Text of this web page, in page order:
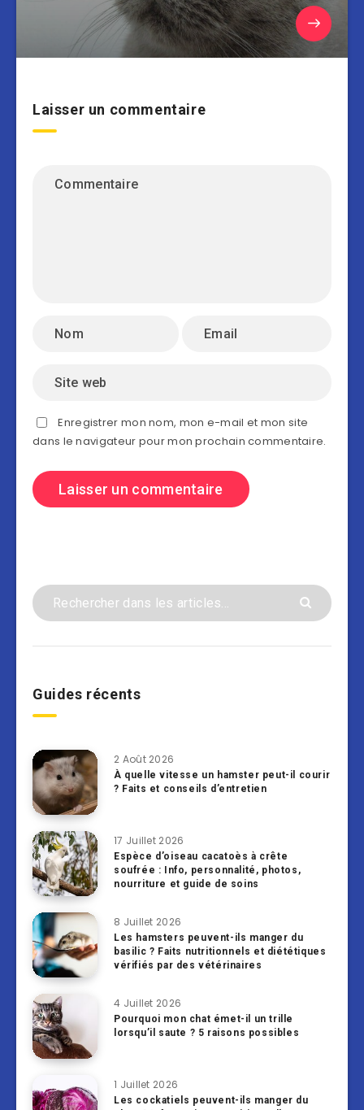
Laisser un commentaire
Enregistrer mon nom, mon e-mail et mon site
dans le navigateur pour mon prochain commentaire.
Guides récents
2 Août 2026
À quelle vitesse un hamster peut-il courir
? Faits et conseils d’entretien
17 Juillet 2026
Espèce d’oiseau cacatoès à crête
soufrée : Info, personnalité, photos,
nourriture et guide de soins
8 Juillet 2026
Les hamsters peuvent-ils manger du
basilic ? Faits nutritionnels et diététiques
vérifiés par des vétérinaires
4 Juillet 2026
Pourquoi mon chat émet-il un trille
lorsqu’il saute ? 5 raisons possibles
1 Juillet 2026
Les cockatiels peuvent-ils manger du